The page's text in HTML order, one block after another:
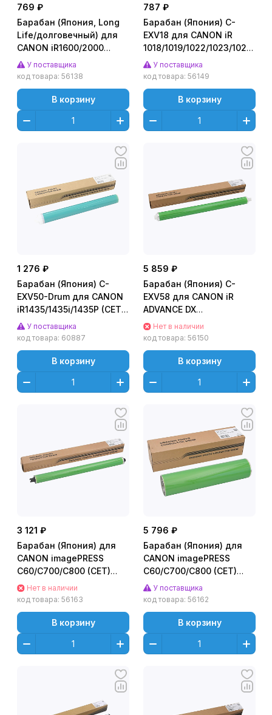
769 ₽
Барабан (Япония, Long
Life/долговечный) для
CANON iR1600/2000
(CET), 40000 стр.,
CET101058
У поставщика
код товара: 56138
В корзину
787 ₽
Барабан (Япония) C-
EXV18 для CANON iR
1018/1019/1022/1023/1024/
(CET), 25000 стр.,
CET101071
У поставщика
код товара: 56149
В корзину
1 276 ₽
Барабан (Япония) C-
EXV50-Drum для CANON
iR1435/1435i/1435P (CET),
CET101073
У поставщика
код товара: 60887
В корзину
5 859 ₽
Барабан (Япония) C-
EXV58 для CANON iR
ADVANCE DX
C5840i/C5850i (CET),
200000 стр., CET101067
Нет в наличии
код товара: 56150
В корзину
3 121 ₽
Барабан (Япония) для
CANON imagePRESS
C60/C700/C800 (CET)
CMY, 170000 стр.,
CET101066
Нет в наличии
код товара: 56163
В корзину
5 796 ₽
Барабан (Япония) для
CANON imagePRESS
C60/C700/C800 (CET)
Черный (Black), 500000
стр., CET101065
У поставщика
код товара: 56162
В корзину